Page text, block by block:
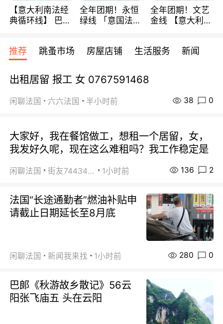
【意大利南法经
典循环线】 巴黎
宾馆 108欧/天起
全程756欧/位
全年团期！永恒
绿线 「意国法
欧/天起 ~包拼房
全年团期！文艺
金线 【意大利一
每周铁发！
推荐 跳蚤市场 房屋店铺 生活服务 新闻
出租居留 报工 女 0767591468
闲聊法国 六六法国 半小时前 38 0
大家好，我在餐馆做工，想租一个居留，女，
我发好久呢，现在这么难租吗？我工作稳定是
闲聊法国 街友74434350 1小时前 136 2
法国“长途通勤者”燃油补贴申
请截止日期延长至8月底
闲聊法国 新闻我来找 1小时前 280 0
巴郞《秋游故乡散记》56云
阳张飞庙五 头在云阳